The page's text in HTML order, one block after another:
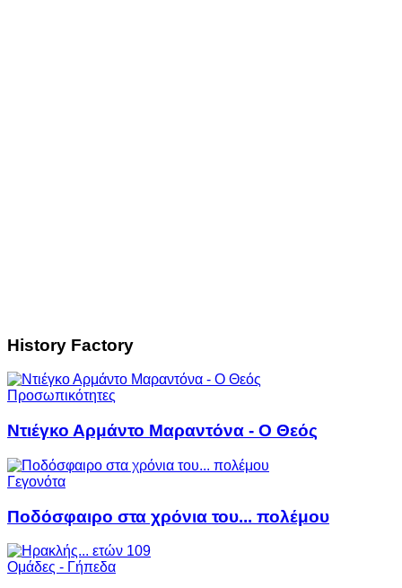
History Factory
Προσωπικότητες
Ντιέγκο Αρμάντο Μαραντόνα - Ο Θεός
Γεγονότα
Ποδόσφαιρο στα χρόνια του... πολέμου
Ομάδες - Γήπεδα